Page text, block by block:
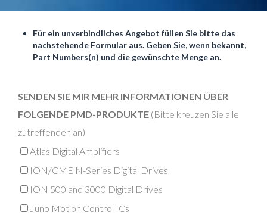
Für ein unverbindliches Angebot füllen Sie bitte das
nachstehende Formular aus. Geben Sie, wenn bekannt,
Part Numbers(n) und die gewünschte Menge an.
SENDEN SIE MIR MEHR INFORMATIONEN ÜBER
FOLGENDE PMD-PRODUKTE (Bitte kreuzen Sie alle
zutreffenden an)
Atlas Digital Amplifiers
ION/CME N-Series Digital Drives
ION 500 and 3000 Digital Drives
Juno Motion Control ICs